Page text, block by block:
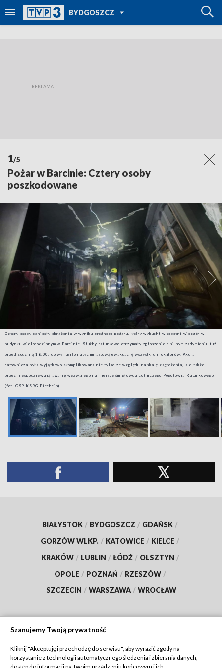
BYDGOSZCZ
TVP REGIONY
1/5
Pożar w Barcinie: Cztery osoby
poszkodowane
Cztery osoby odniosły obrażenia w wyniku groźnego pożaru, który wybuchł w sobotni wieczór w
budynku wielorodzinnym w Barcinie. Służby ratunkowe otrzymały zgłoszenie o silnym zadymieniu tuż
przed godziną 18:00, co wymusiło natychmiastową ewakuację wszystkich lokatorów. Akcja
ratownicza była wyjątkowo skomplikowana nie tylko ze względu na skalę zagrożenia, ale także
przez niespodziewaną awarię wezwanego na miejsce śmigłowca Lotniczego Pogotowia Ratunkowego
(fot. OSP KSRG Piechcin)
BIAŁYSTOK / BYDGOSZCZ / GDAŃSK /
GORZÓW WLKP. / KATOWICE / KIELCE /
KRAKÓW / LUBLIN / ŁÓDŹ / OLSZTYN /
OPOLE / POZNAŃ / RZESZÓW /
SZCZECIN / WARSZAWA / WROCŁAW
TVP
Szanujemy Twoją prywatność
Kliknij "Akceptuję i przechodzę do serwisu", aby wyrazić zgody na
korzystanie z technologii automatycznego śledzenia i zbierania danych,
dostęp do informacji na Twoim urządzeniu końcowym i ich